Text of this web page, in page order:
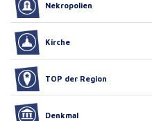
Nekropolien
Kirche
TOP der Region
Denkmal